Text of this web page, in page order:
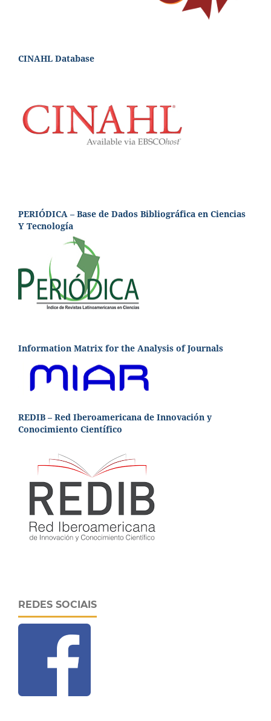
CINAHL Database
PERIÓDICA – Base de Dados Bibliográfica en Ciencias
Y Tecnología
Information Matrix for the Analysis of Journals
REDIB – Red Iberoamericana de Innovación y
Conocimiento Científico
REDES SOCIAIS